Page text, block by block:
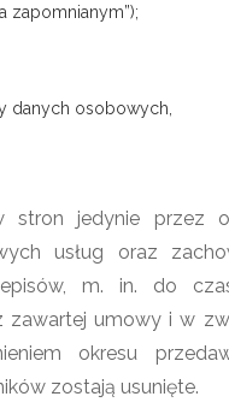
zapomnianym”);
danych osobowych,
stron jedynie przez
usług oraz
m. in. do
zawartej umowy i w
okresu
zostają usunięte.